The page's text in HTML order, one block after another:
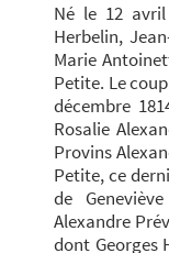
Né le 12
Herbelin,
Marie
Petite. Le
décembre
Rosalie
Provins
Petite, ce
de
Alexandre
dont Georges